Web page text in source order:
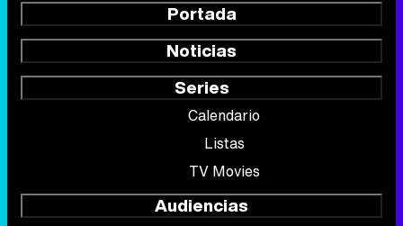
Portada
Noticias
Series
Calendario
Listas
TV Movies
Audiencias